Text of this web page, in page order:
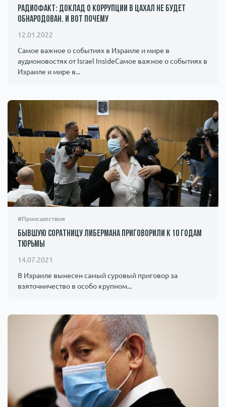
Радиофакт: доклад о коррупции в ЦАХАЛ не будет
обнародован. И вот почему
12.01.2022
Самое важное о событиях в Израиле и мире в
аудионовостях от Israel InsideСамое важное о событиях в
Израиле и мире в...
#Происшествия
Бывшую соратницу Либермана приговорили к 10 годам
тюрьмы
14.07.2021
В Израиле вынесен самый суровый приговор за
взяточничество в особо крупном...